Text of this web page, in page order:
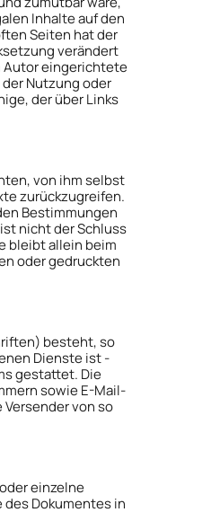
Inhalte auf den
Seiten hat der
verändert
Autor eingerichtete
Nutzung oder
der über Links
von ihm selbst
zurückzugreifen.
Bestimmungen
nicht der Schluss
bleibt allein beim
oder gedruckten
besteht, so
Dienste ist -
gestattet. Die
sowie E-Mail-
von so
einzelne
Dokumentes in